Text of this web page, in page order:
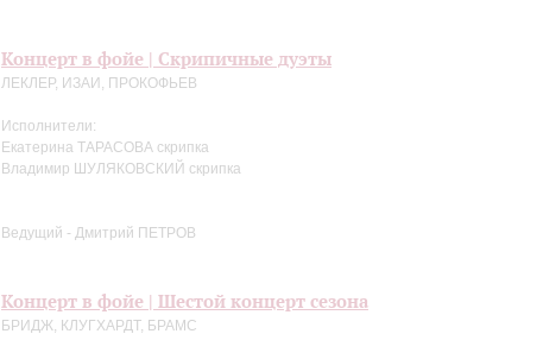
Концерт в фойе | Скрипичные дуэты
ЛЕКЛЕР, ИЗАИ, ПРОКОФЬЕВ
Исполнители:
Екатерина ТАРАСОВА скрипка
Владимир ШУЛЯКОВСКИЙ скрипка
Ведущий - Дмитрий ПЕТРОВ
Концерт в фойе | Шестой концерт сезона
БРИДЖ, КЛУГХАРДТ, БРАМС